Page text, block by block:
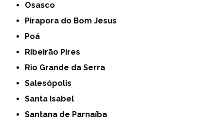
Osasco
Pirapora do Bom Jesus
Poá
Ribeirão Pires
Rio Grande da Serra
Salesópolis
Santa Isabel
Santana de Parnaíba